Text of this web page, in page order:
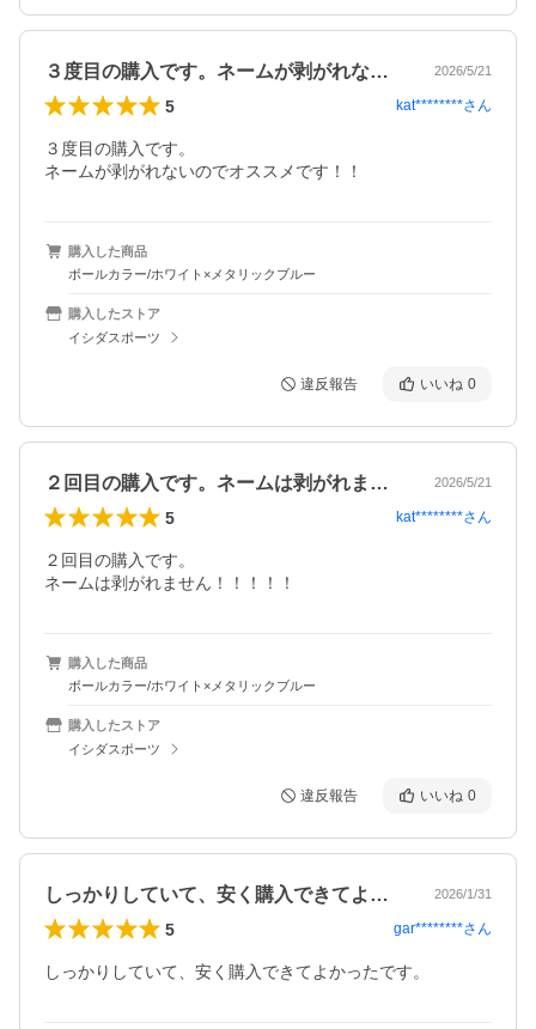
３度目の購入です。ネームが剥がれないの… 2026/5/21
5 kat********さん
３度目の購入です。
ネームが剥がれないのでオススメです！！
購入した商品
ボールカラー/ホワイト×メタリックブルー
購入したストア
イシダスポーツ
違反報告 いいね 0
２回目の購入です。ネームは剥がれません… 2026/5/21
5 kat********さん
２回目の購入です。
購入した商品
ボールカラー/ホワイト×メタリックブルー
購入したストア
イシダスポーツ
違反報告 いいね 0
しっかりしていて、安く購入できてよかっ… 2026/1/31
5 gar********さん
しっかりしていて、安く購入できてよかったです。